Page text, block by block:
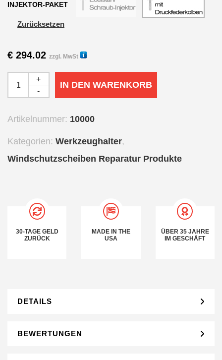
INJEKTOR-PAKET
Zurücksetzen
€ 294.02 zzgl. MwSt
-
+
IN DEN WARENKORB
Artikelnummer: 10000
Kategorien: Werkzeughalter,
Windschutzscheiben Reparatur Produkte
30-TAGE GELD
ZURÜCK
MADE IN THE
USA
ÜBER 35 JAHRE
IM GESCHÄFT
DETAILS
BEWERTUNGEN